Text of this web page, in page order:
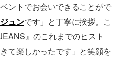
ントでお会いできることがで
ュンです」と丁寧に挨拶。こ
』のこれまでのヒスト
て楽しかったです」と笑顔を